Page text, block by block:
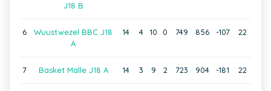
J18 B
6
Wuustwezel BBC J18
A
14 4 10 0 749 856 -107 22
7 Basket Malle J18 A 14 3 9 2 723 904 -181 22